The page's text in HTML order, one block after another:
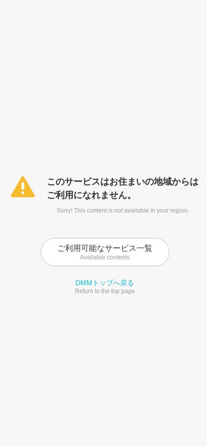
このサービスはお住まいの地域からは
ご利用になれません。
Sorry! This content is not available in your region.
ご利用可能なサービス一覧
Available contents
DMMトップへ戻る
Return to the top page